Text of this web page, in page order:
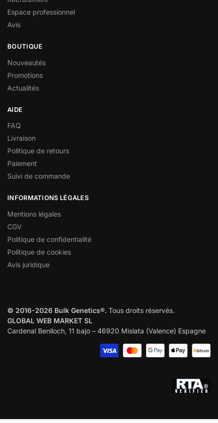
Espace professionnel
Avis
BOUTIQUE
Nouveautés
Promotions
Actualités
AIDE
FAQ
Livraison
Politique de retours
Paiement
Suivi de commande
INFORMATIONS LÉGALES
Mentions légales
CGV
Politique de confidentialité
Politique de cookies
Avis juridique
© 2016-2026 Bulk Genetics®. Tous droits réservés.
GLOBAL WEB MARKET SL
Cardenal Benlloch, 11 bajo – 46920 Mislata (Valence) Espagne